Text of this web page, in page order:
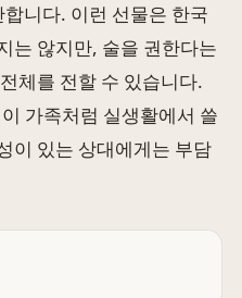
니다. 이런 선물은 한국
는 않지만, 술을 권한다는
체를 전할 수 있습니다.
가족처럼 실생활에서 쓸
이 있는 상대에게는 부담